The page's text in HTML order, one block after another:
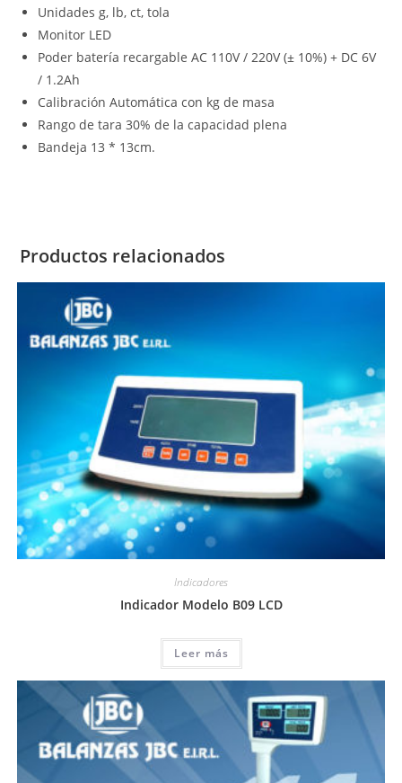
Unidades g, lb, ct, tola
Monitor LED
Poder batería recargable AC 110V / 220V (± 10%) + DC 6V
/ 1.2Ah
Calibración Automática con kg de masa
Rango de tara 30% de la capacidad plena
Bandeja 13 * 13cm.
Productos relacionados
Indicadores
Indicador Modelo B09 LCD
Leer más